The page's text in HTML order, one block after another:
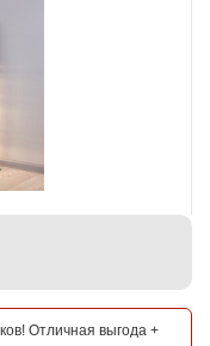
Отличная выгода +